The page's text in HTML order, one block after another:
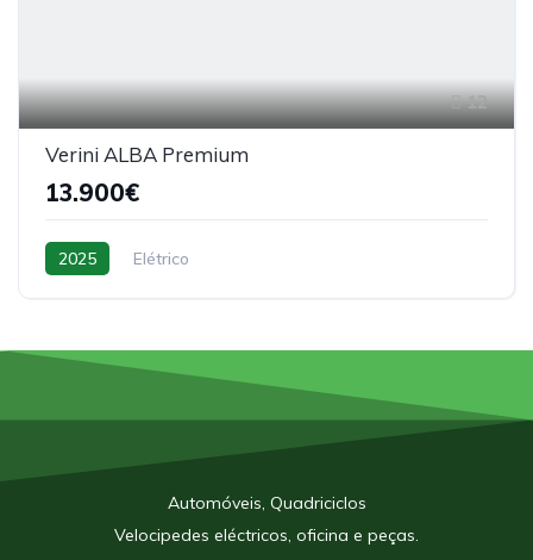
12
Verini ALBA Premium
13.900€
2025 Elétrico
Automóveis, Quadriciclos
Velocipedes eléctricos, oficina e peças.